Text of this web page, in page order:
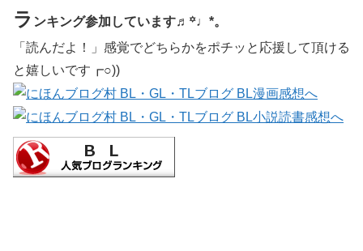
ラ ンキング参加しています♬꙳♩*。
「読んだよ！」感覚でどちらかをポチッと応援して頂ける
と嬉しいです┏○))